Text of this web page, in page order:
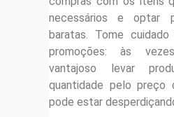
necessários e optar
baratas. Tome
promoções: às
vantajoso levar
quantidade pelo preço
pode estar